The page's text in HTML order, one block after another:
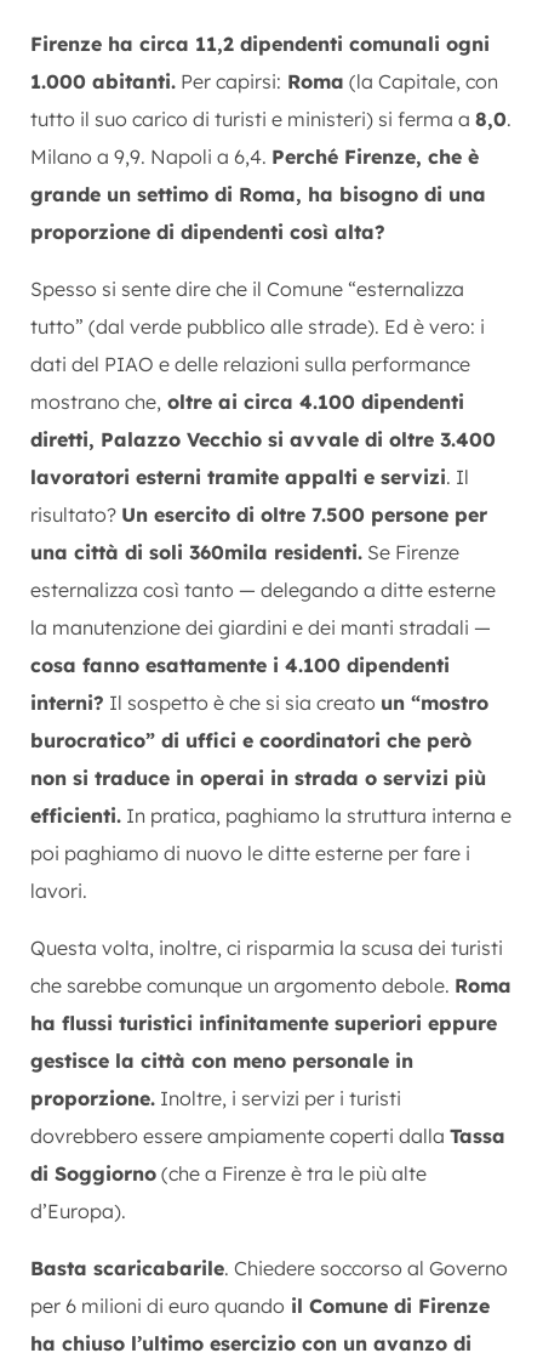
Firenze ha circa 11,2 dipendenti comunali ogni
1.000 abitanti. Per capirsi: Roma (la Capitale, con
tutto il suo carico di turisti e ministeri) si ferma a 8,0.
Milano a 9,9. Napoli a 6,4. Perché Firenze, che è
grande un settimo di Roma, ha bisogno di una
proporzione di dipendenti così alta?
Spesso si sente dire che il Comune “esternalizza
tutto” (dal verde pubblico alle strade). Ed è vero: i
dati del PIAO e delle relazioni sulla performance
mostrano che, oltre ai circa 4.100 dipendenti
diretti, Palazzo Vecchio si avvale di oltre 3.400
lavoratori esterni tramite appalti e servizi. Il
risultato? Un esercito di oltre 7.500 persone per
una città di soli 360mila residenti. Se Firenze
esternalizza così tanto — delegando a ditte esterne
la manutenzione dei giardini e dei manti stradali —
cosa fanno esattamente i 4.100 dipendenti
interni? Il sospetto è che si sia creato un “mostro
burocratico” di uffici e coordinatori che però
non si traduce in operai in strada o servizi più
efficienti. In pratica, paghiamo la struttura interna e
poi paghiamo di nuovo le ditte esterne per fare i
lavori.
Questa volta, inoltre, ci risparmia la scusa dei turisti
che sarebbe comunque un argomento debole. Roma
ha flussi turistici infinitamente superiori eppure
gestisce la città con meno personale in
proporzione. Inoltre, i servizi per i turisti
dovrebbero essere ampiamente coperti dalla Tassa
di Soggiorno (che a Firenze è tra le più alte
d’Europa).
Basta scaricabarile. Chiedere soccorso al Governo
per 6 milioni di euro quando il Comune di Firenze
ha chiuso l’ultimo esercizio con un avanzo di